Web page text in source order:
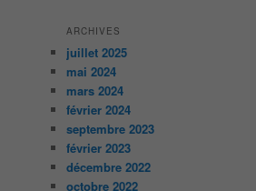
ARCHIVES
juillet 2025
mai 2024
mars 2024
février 2024
septembre 2023
février 2023
décembre 2022
octobre 2022